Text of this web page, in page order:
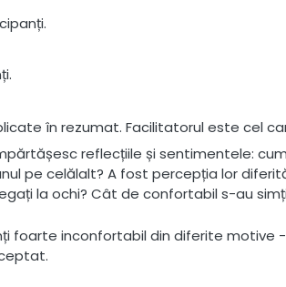
în rezumat. Facilitatorul este cel
reflecțiile și sentimentele:
pe celălalt? A fost percepția lor
la ochi? Cât de confortabil s-au
foarte inconfortabil din diferite motive